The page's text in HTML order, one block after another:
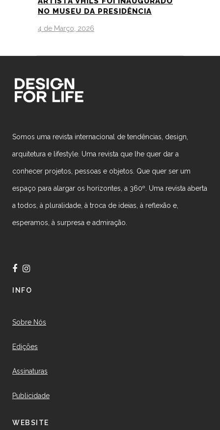
NO MUSEU DA PRESIDÊNCIA
4 de Março, 2026
Somos uma revista internacional de tendências, design,
arquitetura e lifestyle. Uma revista que lhe quer dar a
conhecer projetos, pessoas e objetos. Que quer ser um
espaço para alargar os horizontes, a 360º. Uma revista aberta
a todos, à pluralidade, à troca de ideias, à reflexão e,
esperamos, à surpresa e admiração.
INFO
Sobre Nós
Edições
Assinaturas
Publicidade
WEBSITE